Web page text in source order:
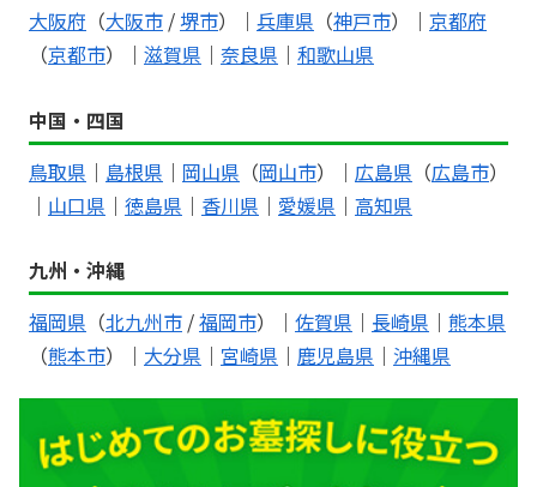
大阪府 （大阪市 / 堺市）｜ 兵庫県 （神戸市）｜ 京都府
（京都市）｜ 滋賀県 ｜ 奈良県 ｜ 和歌山県
中国・四国
鳥取県 ｜ 島根県 ｜ 岡山県 （岡山市）｜ 広島県 （広島市）
｜ 山口県 ｜ 徳島県 ｜ 香川県 ｜ 愛媛県 ｜ 高知県
九州・沖縄
福岡県 （北九州市 /福岡市）｜ 佐賀県 ｜ 長崎県 ｜ 熊本県
（熊本市）｜ 大分県 ｜ 宮崎県 ｜ 鹿児島県 ｜ 沖縄県